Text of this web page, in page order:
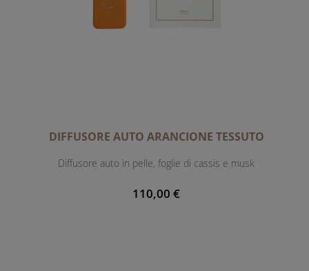
DIFFUSORE AUTO ARANCIONE TESSUTO
Diffusore auto in pelle, foglie di cassis e musk
110,00 €